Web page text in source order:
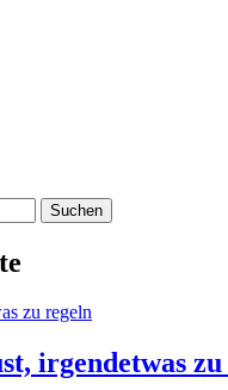
irgendetwas zu